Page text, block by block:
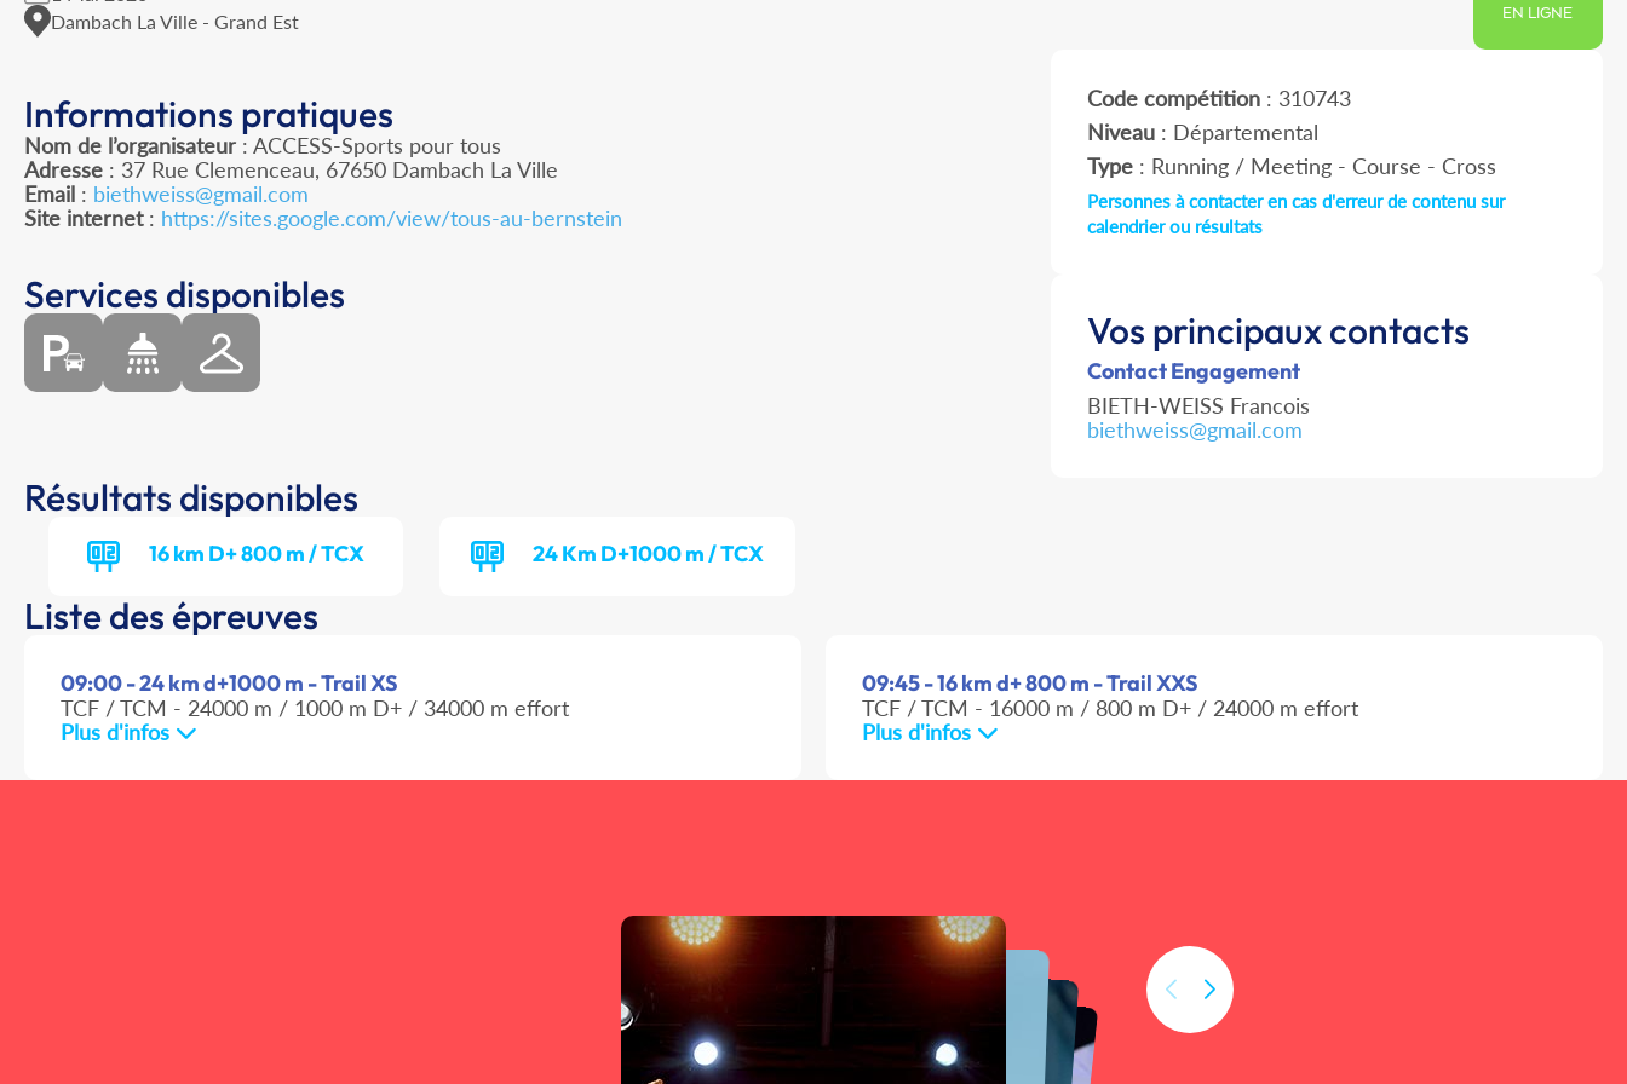
Dambach La Ville - Grand Est
EN LIGNE
Informations pratiques
Nom de l’organisateur : ACCESS-Sports pour tous
Adresse : 37 Rue Clemenceau, 67650 Dambach La Ville
Email : biethweiss@gmail.com
Site internet: https://sites.google.com/view/tous-au-bernstein
Code compétition: 310743
Niveau: Départemental
Type: Running / Meeting - Course - Cross
Personnes à contacter en cas d'erreur de contenu sur
calendrier ou résultats
Services disponibles
Vos principaux contacts
Contact Engagement
BIETH-WEISS Francois
biethweiss@gmail.com
Résultats disponibles
16 km D+ 800 m / TCX 24 Km D+1000 m / TCX
Liste des épreuves
09:00 - 24 km d+1000 m - Trail XS
TCF / TCM - 24000 m / 1000 m D+ / 34000 m effort
Plus d'infos
09:45 - 16 km d+ 800 m - Trail XXS
TCF / TCM - 16000 m / 800 m D+ / 24000 m effort
Plus d'infos